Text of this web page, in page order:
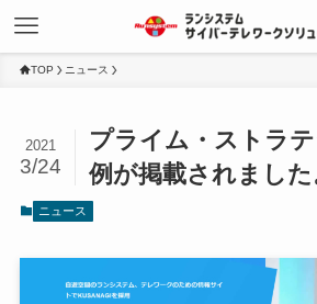
TOP ニュース
プライム・ストラ
例が掲載されました
2021
3/24
ニュース